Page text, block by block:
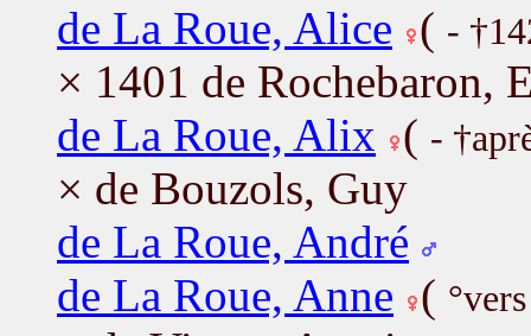
de La Roue, Alice ( -
× 1401 de Rochebaron,
de La Roue, Alix ( -
× de Bouzols, Guy
de La Roue, André
de La Roue, Anne (